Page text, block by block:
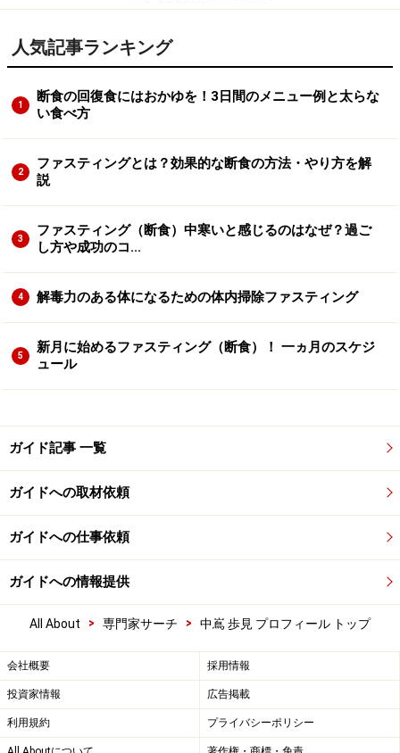
人気記事ランキング
1
断食の回復食にはおかゆを！3日間のメニュー例と太らな
い食べ方
2
ファスティングとは？効果的な断食の方法・やり方を解
説
3
ファスティング（断食）中寒いと感じるのはなぜ？過ご
し方や成功のコ...
4 解毒力のある体になるための体内掃除ファスティング
5
新月に始めるファスティング（断食）！ 一ヵ月のスケジ
ュール
ガイド記事 一覧
ガイドへの取材依頼
ガイドへの仕事依頼
ガイドへの情報提供
All About > 専門家サーチ > 中嶌 歩見 プロフィール トップ
会社概要 採用情報
投資家情報 広告掲載
利用規約 プライバシーポリシー